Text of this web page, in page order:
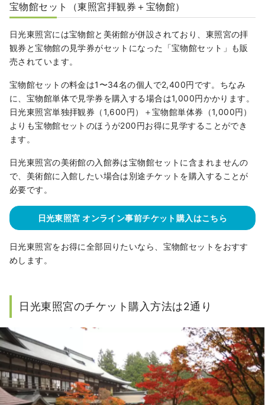
宝物館セット（東照宮拝観券＋宝物館）
日光東照宮には宝物館と美術館が併設されており、東照宮の拝
観券と宝物館の見学券がセットになった「宝物館セット」も販
売されています。
宝物館セットの料金は1〜34名の個人で2,400円です。ちなみ
に、宝物館単体で見学券を購入する場合は1,000円かかります。
日光東照宮単独拝観券（1,600円）＋宝物館単体券（1,000円）
よりも宝物館セットのほうが200円お得に見学することができ
ます。
日光東照宮の美術館の入館券は宝物館セットに含まれませんの
で、美術館に入館したい場合は別途チケットを購入することが
必要です。
日光東照宮 オンライン事前チケット購入はこちら
日光東照宮をお得に全部回りたいなら、宝物館セットをおすす
めします。
日光東照宮のチケット購入方法は2通り